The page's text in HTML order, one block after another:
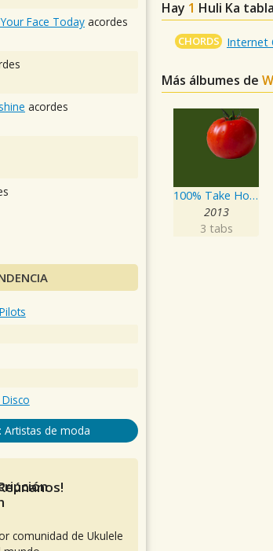
Hay 1 Huli Ka
CHORDS Internet
Más álbumes de
100% Take Home! / Good Morning
2013
3 tabs
Face Today acordes
acordes
Artistas de moda
comunidad de Ukulele